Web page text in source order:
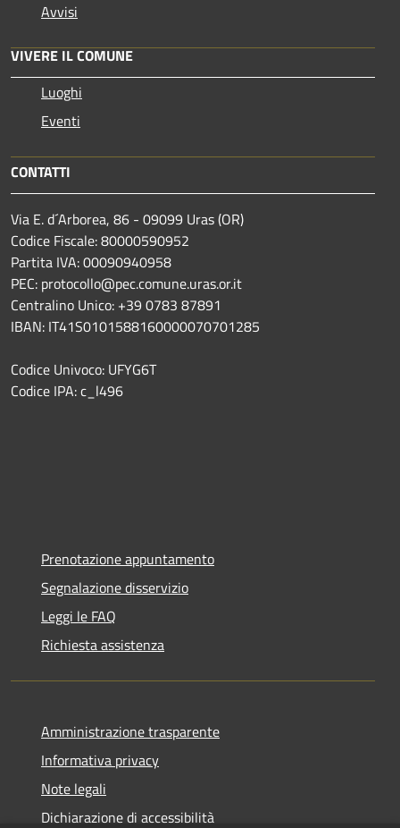
Avvisi
VIVERE IL COMUNE
Luoghi
Eventi
CONTATTI
Via E. d´Arborea, 86 - 09099 Uras (OR)
Codice Fiscale: 80000590952
Partita IVA: 00090940958
PEC: protocollo@pec.comune.uras.or.it
Centralino Unico: +39 0783 87891
IBAN: IT41S0101588160000070701285
Codice Univoco: UFYG6T
Codice IPA: c_l496
Prenotazione appuntamento
Segnalazione disservizio
Leggi le FAQ
Richiesta assistenza
Amministrazione trasparente
Informativa privacy
Note legali
Dichiarazione di accessibilità